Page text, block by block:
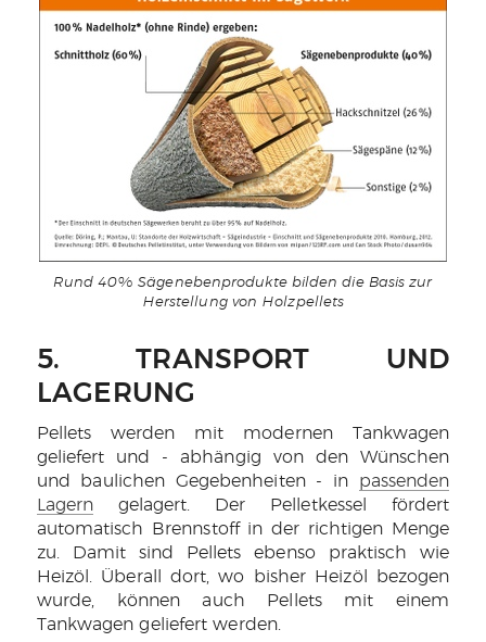
Rund 40% Sägenebenprodukte bilden die Basis zur
Herstellung von Holzpellets
5. TRANSPORT UND
LAGERUNG
Pellets werden mit modernen Tankwagen
geliefert und - abhängig von den Wünschen
und baulichen Gegebenheiten - in passenden
Lagern gelagert. Der Pelletkessel fördert
automatisch Brennstoff in der richtigen Menge
zu. Damit sind Pellets ebenso praktisch wie
Heizöl. Überall dort, wo bisher Heizöl bezogen
wurde, können auch Pellets mit einem
Tankwagen geliefert werden.